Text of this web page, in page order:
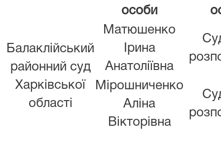
особи
Балаклійський
районний суд
Харківської
області
Матюшенко
Ірина
Анатоліївна
Мірошниченко
Аліна
Вікторівна